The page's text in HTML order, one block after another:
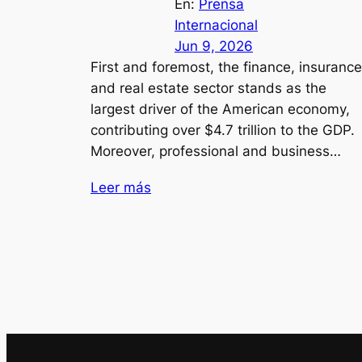
En: Prensa
Internacional
Jun 9, 2026
First and foremost, the finance,
and real estate sector stands as the
largest driver of the American economy,
contributing over $4.7 trillion to the GDP.
Moreover, professional and business…
Leer más